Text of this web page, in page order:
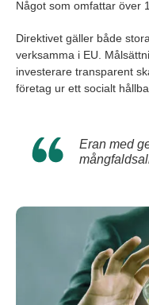
Något som omfattar över
Direktivet gäller både
verksamma i EU.
investerare transparent
företag ur ett socialt
Eran med